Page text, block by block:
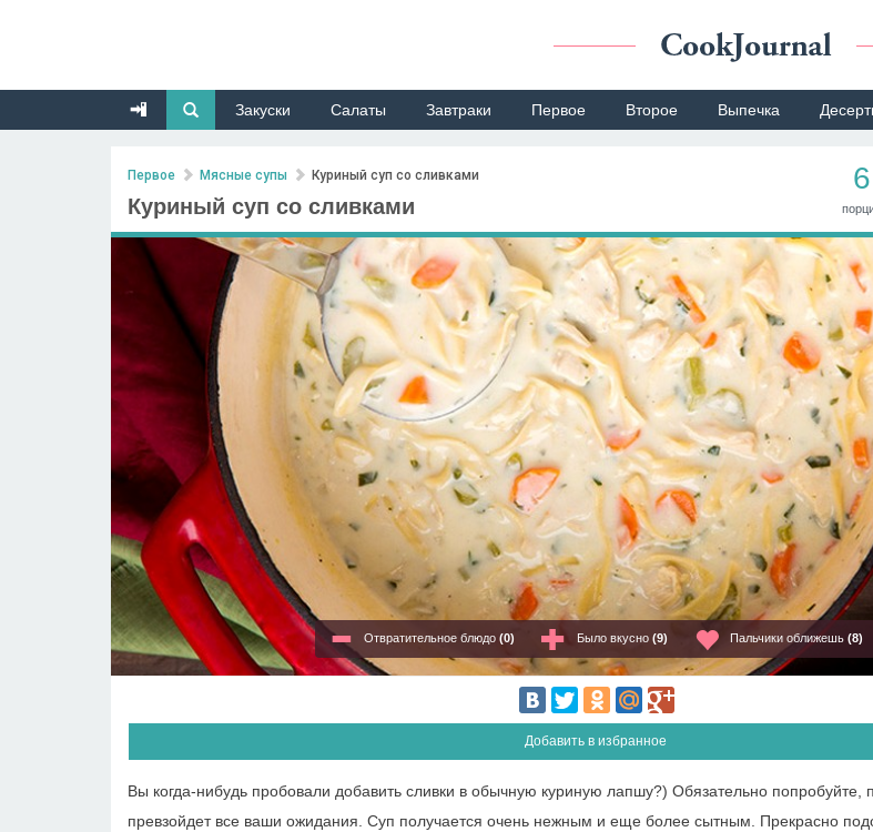
Закуски Салаты Завтраки Первое Второе Выпечка
Первое Мясные супы Куриный суп со сливками 6
Куриный суп со сливками
Отвратительное блюдо (0) Было вкусно (9) Пальчики оближешь (8)
Добавить в избранное
Вы когда-нибудь пробовали добавить сливки в обычную куриную лапшу?) Обязательно попробуйте,
превзойдет все ваши ожидания. Суп получается очень нежным и еще более сытным. Прекрасно